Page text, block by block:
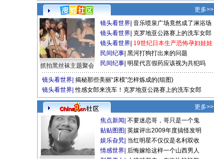
更多>>
抓拍黑丝袜主题聚会
镜头看世界 音乐喷泉广场竟然成了淋浴场
镜头看世界 克罗地亚公路赛上的洗车女郎
镜头看世界 19世纪日本生产恐怖孕妇娃娃
民间纪事 黑河打狗打出来的问题
民间纪事 明星代言假药应该视为共犯吗
镜头看世界 揭秘那些美丽“床模”怎样炼成的(组图)
镜头看世界 性感女郎来洗车！克罗地亚公路赛上的洗车女郎
更多>>
焦点新闻 不要迷恋哥，哥只是一个鬼
贴贴图图 英媒评出2009年度搞怪发明
娱乐旮旯 当红明星不仅仅是名利双收
情感世界 后悔嫁给这样一个山西男人